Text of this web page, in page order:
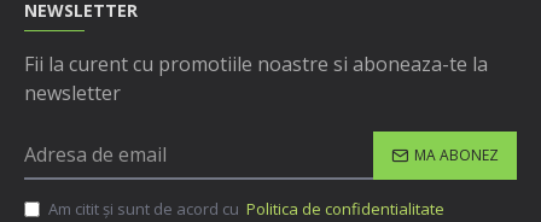
NEWSLETTER
Fii la curent cu promotiile noastre si aboneaza-te la
newsletter
MA ABONEZ
Am citit şi sunt de acord cu Politica de confidentialitate